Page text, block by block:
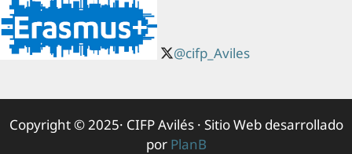
@cifp_Aviles
Copyright © 2025· CIFP Avilés · Sitio Web desarrollado
por PlanB